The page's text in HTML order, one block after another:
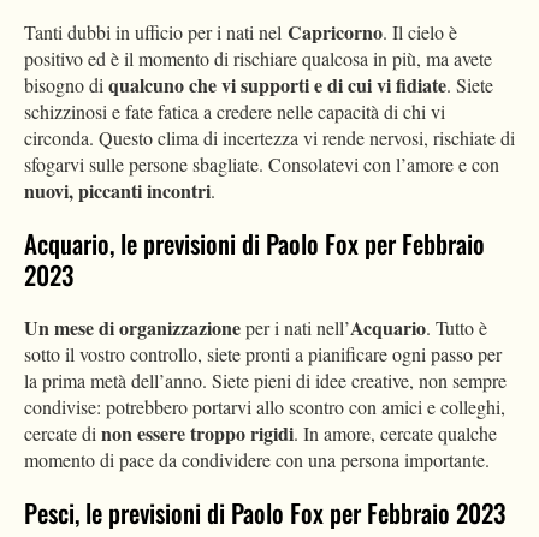
Tanti dubbi in ufficio per i nati nel Capricorno. Il cielo è
positivo ed è il momento di rischiare qualcosa in più, ma avete
bisogno diqualcuno che vi supporti e di cui vi fidiate. Siete
schizzinosi e fate fatica a credere nelle capacità di chi vi
circonda. Questo clima di incertezza vi rende nervosi, rischiate di
sfogarvi sulle persone sbagliate. Consolatevi con l’amore e con
nuovi, piccanti incontri.
Acquario, le previsioni di Paolo Fox per Febbraio
2023
Un mese di organizzazioneper i nati nell’Acquario. Tutto è
sotto il vostro controllo, siete pronti a pianificare ogni passo per
la prima metà dell’anno. Siete pieni di idee creative, non sempre
condivise: potrebbero portarvi allo scontro con amici e colleghi,
cercate dinon essere troppo rigidi. In amore, cercate qualche
momento di pace da condividere con una persona importante.
Pesci, le previsioni di Paolo Fox per Febbraio 2023